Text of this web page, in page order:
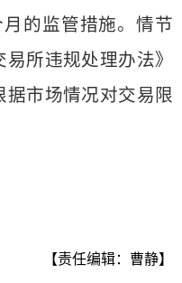
的监管措施。情节
所违规处理办法》
据市场情况对交易限
【责任编辑：曹静】